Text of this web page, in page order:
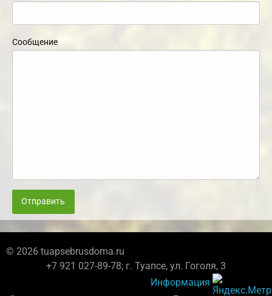
Сообщение
Отправить
© 2026 tuapsebrusdoma.ru
+7 921 027-89-78; г. Туапсе, ул. Гоголя, 3
Информация